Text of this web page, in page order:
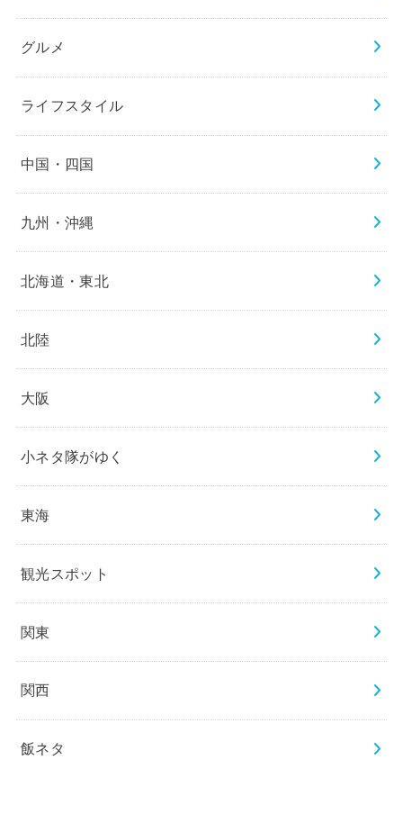
グルメ
ライフスタイル
中国・四国
九州・沖縄
北海道・東北
北陸
大阪
小ネタ隊がゆく
東海
観光スポット
関東
関西
飯ネタ